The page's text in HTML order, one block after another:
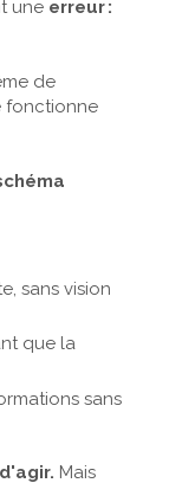
une erreur :
de
fonctionne
sans vision
que la
sans
Mais